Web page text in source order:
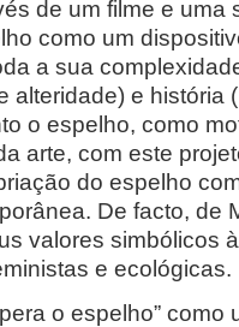
de um filme e uma
como um
a sua
alteridade) e história
o espelho, como
arte, com este
do espelho
De facto, de
valores simbólicos
e ecológicas.
o espelho” como